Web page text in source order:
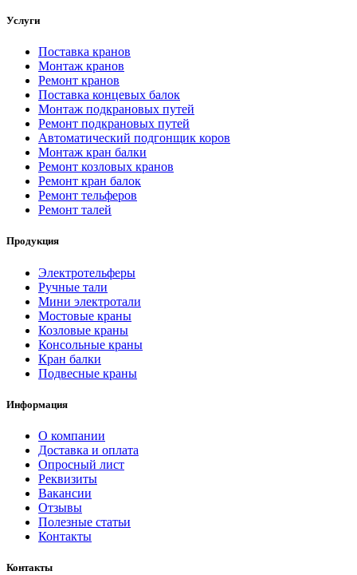
Услуги
Поставка кранов
Монтаж кранов
Ремонт кранов
Поставка концевых балок
Монтаж подкрановых путей
Ремонт подкрановых путей
Автоматический подгонщик коров
Монтаж кран балки
Ремонт козловых кранов
Ремонт кран балок
Ремонт тельферов
Ремонт талей
Продукция
Электротельферы
Ручные тали
Мини электротали
Мостовые краны
Козловые краны
Консольные краны
Кран балки
Подвесные краны
Информация
О компании
Доставка и оплата
Опросный лист
Реквизиты
Вакансии
Отзывы
Полезные статьи
Контакты
Контакты